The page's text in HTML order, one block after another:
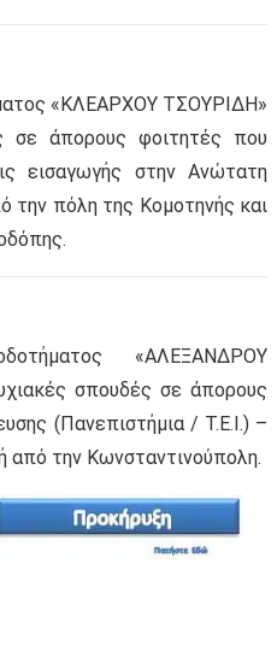
«ΚΛΕΑΡΧΟΥ ΤΣΟΥΡΙΔΗ»
σε άπορους φοιτητές που
εισαγωγής στην Ανώτατη
την πόλη της Κομοτηνής και
«ΑΛΕΞΑΝΔΡΟΥ
σπουδές σε άπορους
(Πανεπιστήμια / Τ.Ε.Ι.) –
από την Κωνσταντινούπολη.